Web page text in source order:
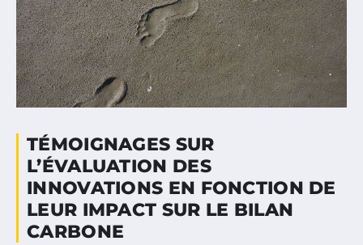
TÉMOIGNAGES SUR
L’ÉVALUATION DES
INNOVATIONS EN FONCTION DE
LEUR IMPACT SUR LE BILAN
CARBONE